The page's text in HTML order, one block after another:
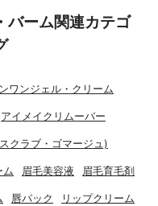
バーム関連カテゴ
ワンジェル・クリーム
アイメイクリムーバー
クラブ・ゴマージュ)
ム 眉毛美容液 眉毛育毛剤
唇パック リップクリーム